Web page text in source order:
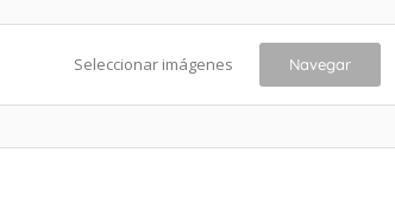
Seleccionar imágenes Navegar